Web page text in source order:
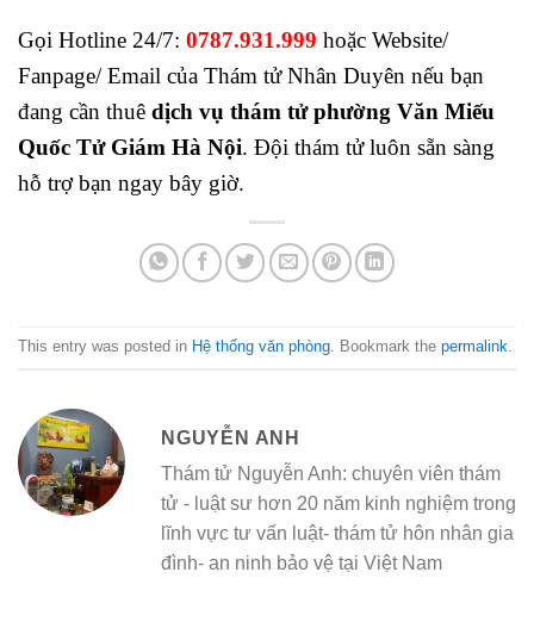
Gọi Hotline 24/7: 0787.931.999 hoặc Website/
Fanpage/ Email của Thám tử Nhân Duyên nếu bạn
đang cần thuê dịch vụ thám tử phường Văn Miếu
Quốc Tử Giám Hà Nội. Đội thám tử luôn sẵn sàng
hỗ trợ bạn ngay bây giờ.
This entry was posted in Hệ thống văn phòng. Bookmark the permalink.
NGUYỄN ANH
Thám tử Nguyễn Anh: chuyên viên thám
tử - luật sư hơn 20 năm kinh nghiệm trong
lĩnh vực tư vấn luật- thám tử hôn nhân gia
đình- an ninh bảo vệ tại Việt Nam